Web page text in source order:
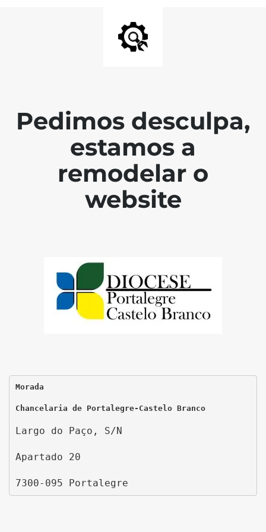
Pedimos desculpa,
estamos a
remodelar o
website
Morada
Chancelaria de Portalegre-Castelo Branco
Largo do Paço, S/N
Apartado 20
7300-095 Portalegre